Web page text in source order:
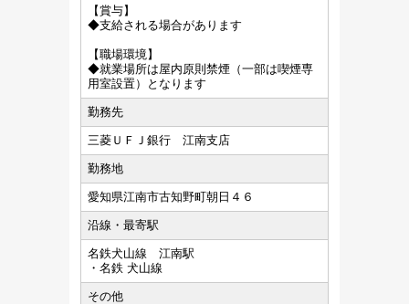
【賞与】
◆支給される場合があります
【職場環境】
◆就業場所は屋内原則禁煙（一部は喫煙専
用室設置）となります
勤務先
三菱ＵＦＪ銀行 江南支店
勤務地
愛知県江南市古知野町朝日４６
沿線・最寄駅
名鉄犬山線 江南駅
・名鉄 犬山線
その他